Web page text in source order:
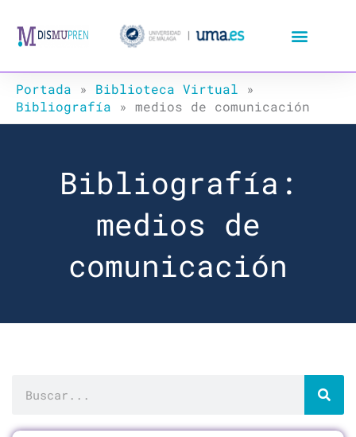
Portada » Biblioteca Virtual »
Bibliografía » medios de comunicación
Bibliografía:
medios de
comunicación